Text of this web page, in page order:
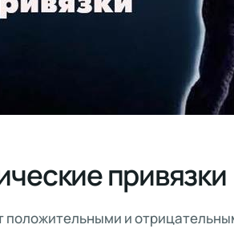
привязки
положительными и